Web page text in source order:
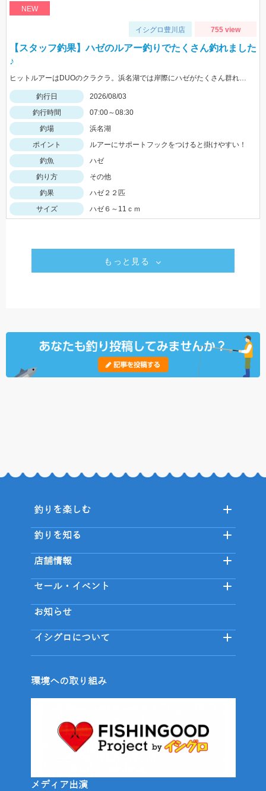
NEW
イシグロ豊川店 755 view
【スタッフ釣果】ハゼのルアー釣りでたくさん釣れました
♪
ヒットルアーはDUOのクラクラ。浜名湖では岸際にハゼがたくさん群れているのが見えます。ハゼ用のルアーを底に当てながらゆっくり巻くだけ！ハゼがたくさんアタックしてきて面白いです。
釣行日
2026/08/03
釣行時間
07:00～08:30
釣場
浜名湖
ポイント
ルアーにサポートフックをつけると掛けやすい！
釣魚
ハゼ
釣り方
その他
釣果
ハゼ２２匹
サイズ
ハゼ６～11ｃｍ
もっと見る
釣りを楽しむ
釣りを知る
店舗情報
セール・イベント
お知らせ
イシグロについて
環境への取り組み
メディア出演